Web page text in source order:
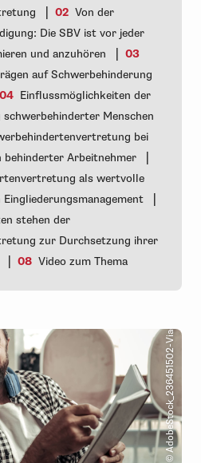
02 Von der
Die SBV ist vor jeder
und anzuhören
03
auf Schwerbehinderung
04 Einflussmöglichkeiten der
Menschen
bei
behinderter Arbeitnehmer
als wertvolle
stehen der
zur Durchsetzung ihrer
08 Video zum Thema © AdobeStock_236451502-Viacheslav Yakobchuk